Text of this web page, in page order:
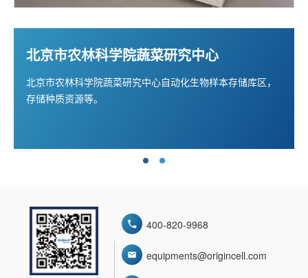
北京市农林科学院蔬菜研究中心
北京市农林科学院蔬菜研究中心自动化生物样本存储库区，
存储种质资源等。
400-820-9968
equipments@origincell.com